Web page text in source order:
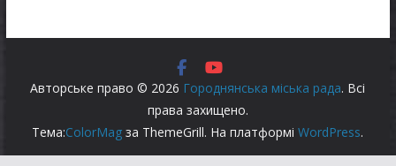
Авторське право © 2026 Городнянська міська рада. Всі
права захищено.
Тема:ColorMag за ThemeGrill. На платформіWordPress.